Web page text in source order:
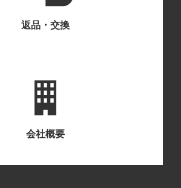
返品・交換
会社概要